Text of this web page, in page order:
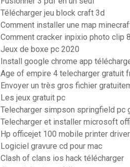
Télécharger jeu block craft 3d
Comment installer une map
Comment cracker inpixio photo clip 8
Jeux de boxe pc 2020
Install google chrome app
Age of empire 4 telecharger gratuit
Envoyer un très gros fichier
Les jeux gratuit pc
Telecharger simpson springfield pc
Telecharger et installer microsoft
Hp officejet 100 mobile printer
Logiciel gravure cd pour mac
Clash of clans ios hack télécharger